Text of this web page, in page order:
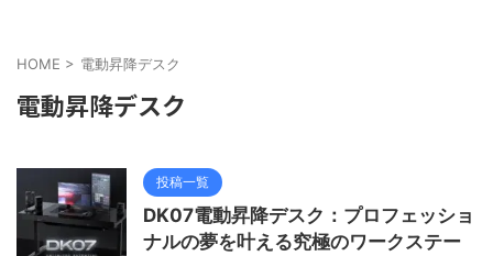
HOME > 電動昇降デスク
電動昇降デスク
投稿一覧
DK07電動昇降デスク：プロフェッショ
ナルの夢を叶える究極のワークステー